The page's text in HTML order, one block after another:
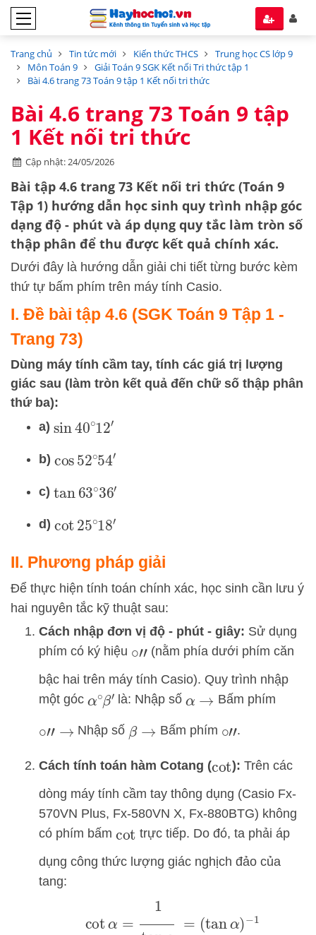
Trang chủ Tin tức mới Kiến thức THCS
Trung học CS lớp 9
Môn Toán 9
Giải Toán 9 SGK Kết nối Tri thức tập 1
Bài 4.6 trang 73 Toán 9 tập 1 Kết nối tri thức
Bài 4.6 trang 73 Toán 9 tập
1 Kết nối tri thức
Cập nhật: 24/05/2026
Bài tập 4.6 trang 73 Kết nối tri thức (Toán 9
Tập 1) hướng dẫn học sinh quy trình nhập góc
dạng độ - phút và áp dụng quy tắc làm tròn số
thập phân để thu được kết quả chính xác.
Dưới đây là hướng dẫn giải chi tiết từng bước kèm
thứ tự bấm phím trên máy tính Casio.
I. Đề bài tập 4.6 (SGK Toán 9 Tập 1 -
Trang 73)
Dùng máy tính cầm tay, tính các giá trị lượng
giác sau (làm tròn kết quả đến chữ số thập phân
thứ ba):
a) sin40∘12
b) cos52∘54
c) tan63∘36
d) cot 25∘18
II. Phương pháp giải
Để thực hiện tính toán chính xác, học sinh cần lưu ý
hai nguyên tắc kỹ thuật sau:
Cách nhập đơn vị độ - phút - giây: Sử dụng
phím có ký hiệu ∘′′(nằm phía dưới phím căn
bậc hai trên máy tính Casio). Quy trình nhập
một góc α∘βlà: Nhập số α→ Bấm phím
∘′′→ Nhập số β → Bấm phím ∘′′.
Cách tính toán hàm Cotang (cot): Trên các
dòng máy tính cầm tay thông dụng (Casio Fx-
570VN Plus, Fx-580VN X, Fx-880BTG) không
có phím bấm cot trực tiếp. Do đó, ta phải áp
dụng công thức lượng giác nghịch đảo của
tang:
tan